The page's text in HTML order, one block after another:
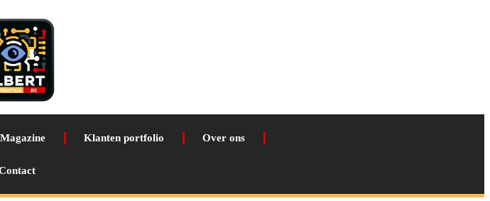
Magazine Klanten portfolio Over ons